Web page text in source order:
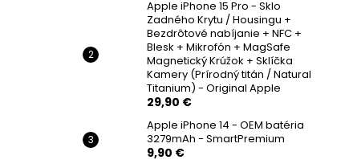
Apple iPhone 15 Pro - Sklo
Zadného Krytu / Housingu +
Bezdrôtové nabíjanie + NFC +
Blesk + Mikrofón + MagSafe
Magnetický Krúžok + Sklíčka
Kamery (Prírodný titán / Natural
Titanium) - Original Apple
29,90 €
Apple iPhone 14 - OEM batéria
3279mAh - SmartPremium
9,90 €